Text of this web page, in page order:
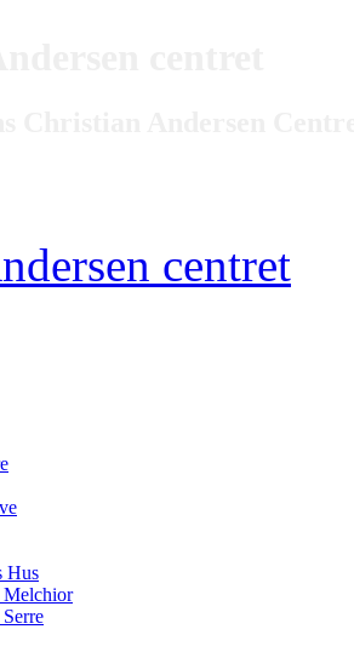
centret
Hus
Melchior